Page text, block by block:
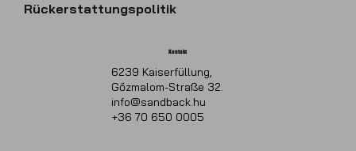
Rückerstattungspolitik
Kontakt
6239 Kaiserfüllung,
Gőzmalom-Straße 32.
info@sandback.hu
+36 70 650 0005